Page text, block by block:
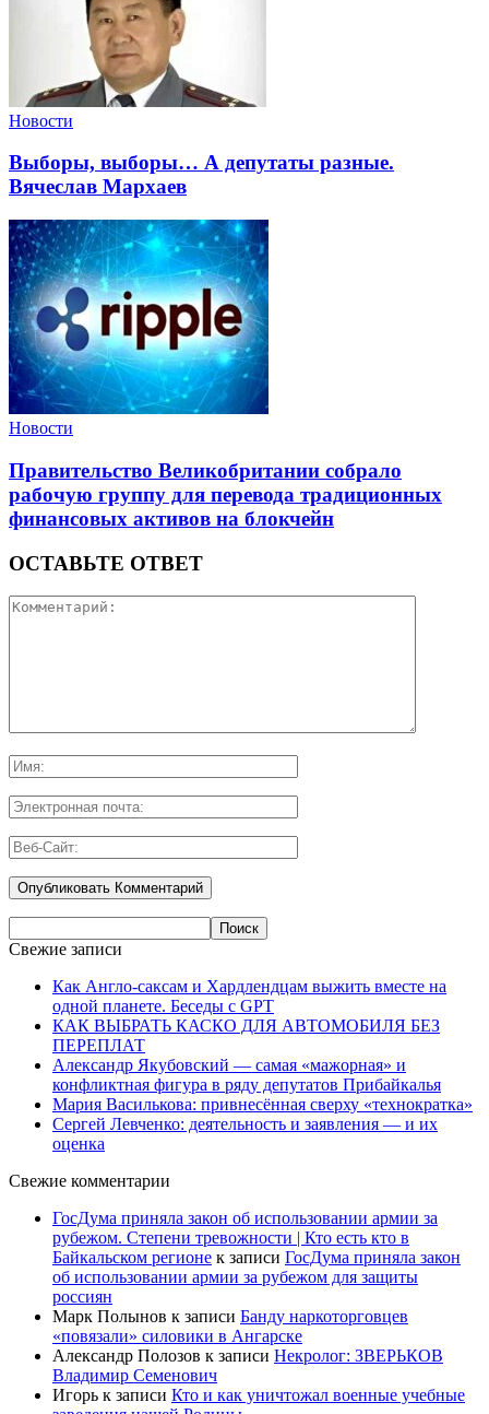
Новости
Выборы, выборы… А депутаты разные.
Вячеслав Мархаев
Новости
Правительство Великобритании собрало
рабочую группу для перевода традиционных
финансовых активов на блокчейн
ОСТАВЬТЕ ОТВЕТ
Свежие записи
Как Англо-саксам и Хардлендцам выжить вместе на
одной планете. Беседы с GPT
КАК ВЫБРАТЬ КАСКО ДЛЯ АВТОМОБИЛЯ БЕЗ
ПЕРЕПЛАТ
Александр Якубовский — самая «мажорная» и
конфликтная фигура в ряду депутатов Прибайкалья
Мария Василькова: привнесённая сверху «технократка»
Сергей Левченко: деятельность и заявления — и их
оценка
Свежие комментарии
ГосДума приняла закон об использовании армии за
рубежом. Степени тревожности | Кто есть кто в
Байкальском регионе к записи ГосДума приняла закон
об использовании армии за рубежом для защиты
россиян
Марк Полынов к записи Банду наркоторговцев
«повязали» силовики в Ангарске
Александр Полозов к записи Некролог: ЗВЕРЬКОВ
Владимир Семенович
Игорь к записи Кто и как уничтожал военные учебные